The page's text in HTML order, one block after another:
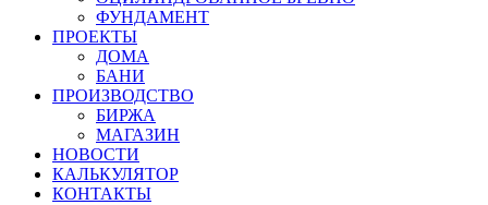
ФУНДАМЕНТ
ПРОЕКТЫ
ДОМА
БАНИ
ПРОИЗВОДСТВО
БИРЖА
МАГАЗИН
НОВОСТИ
КАЛЬКУЛЯТОР
КОНТАКТЫ